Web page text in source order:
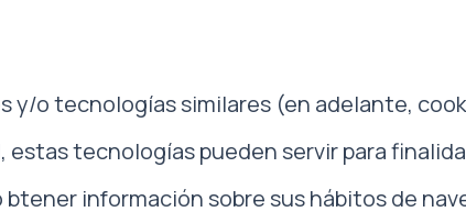
y/o tecnologías similares (en adelante,
estas tecnologías pueden servir para
btener información sobre sus hábitos de